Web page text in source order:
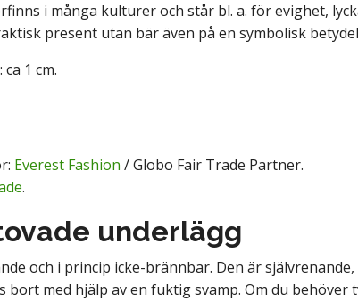
i många kulturer och står bl. a. för evighet,
present utan bär även på en symbolisk
1 cm.
Everest Fashion / Globo Fair Trade Partner.
.
underlägg
och i princip icke-brännbar. Den är
bort med hjälp av en fuktig svamp. Om du